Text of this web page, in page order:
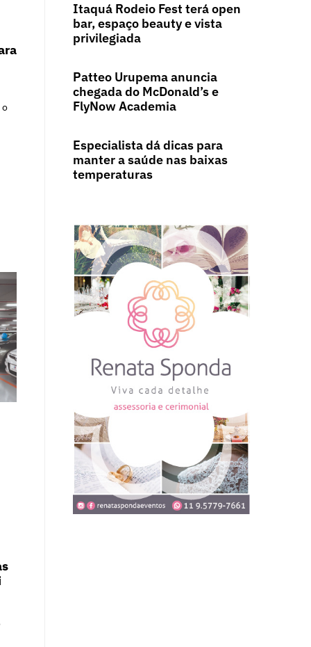
o
Itaquá Rodeio Fest terá open
bar, espaço beauty e vista
privilegiada
Patteo Urupema anuncia
chegada do McDonald’s e
FlyNow Academia
Especialista dá dicas para
manter a saúde nas baixas
temperaturas